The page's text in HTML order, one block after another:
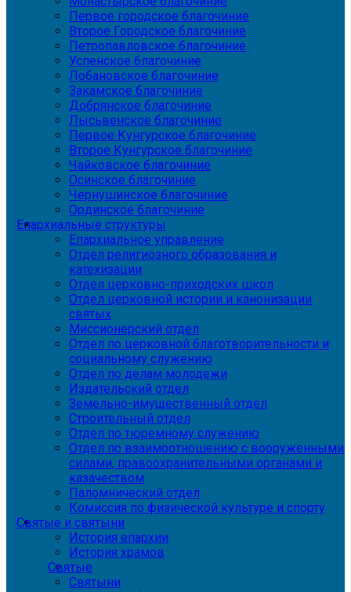
Первое городское благочиние
Второе Городское благочиние
Петропавловское благочиние
Успенское благочиние
Лобановское благочиние
Закамское благочиние
Добрянское благочиние
Лысьвенское благочиние
Первое Кунгурское благочиние
Второе Кунгурское благочиние
Чайковское благочиние
Осинское благочиние
Чернушинское благочиние
Ординское благочиние
Епархиальные структуры
Епархиальное управление
Отдел религиозного образования и
катехизации
Отдел церковно-приходских школ
Отдел церковной истории и канонизации
святых
Миссионерский отдел
Отдел по церковной благотворительности и
социальному служению
Отдел по делам молодежи
Издательский отдел
Земельно-имущественный отдел
Строительный отдел
Отдел по тюремному служению
Отдел по взаимоотношению с вооруженными
силами, правоохранительными органами и
казачеством
Паломнический отдел
Комиссия по физической культуре и спорту
Святые и святыни
История епархии
История храмов
Святые
Святыни